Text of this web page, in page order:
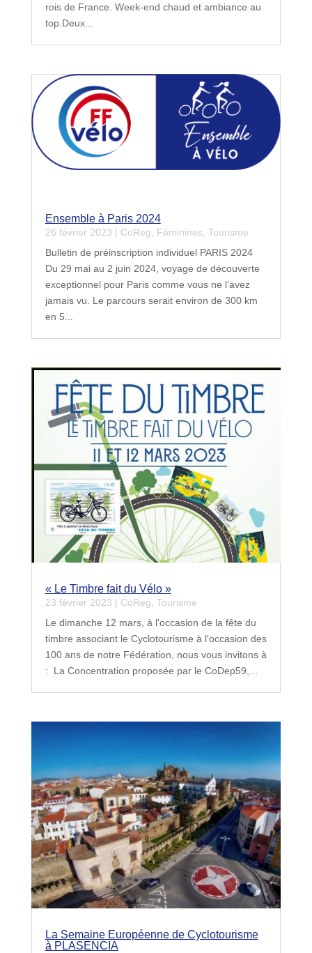
rois de France. Week-end chaud et ambiance au
top.Deux...
Ensemble à Paris 2024
26 février 2023 | CoReg Féminines Tourisme
Bulletin de préinscription individuel PARIS 2024
Du 29 mai au 2 juin 2024, voyage de découverte
exceptionnel pour Paris comme vous ne l’avez
jamais vu. Le parcours serait environ de 300 km
en 5...
« Le Timbre fait du Vélo »
23 février 2023 | CoReg Tourisme
Le dimanche 12 mars, à l'occasion de la fête du
timbre associant le Cyclotourisme à l'occasion des
100 ans de notre Fédération, nous vous invitons à
: La Concentration proposée par le CoDep59,...
La Semaine Européenne de Cyclotourisme
à PLASENCIA